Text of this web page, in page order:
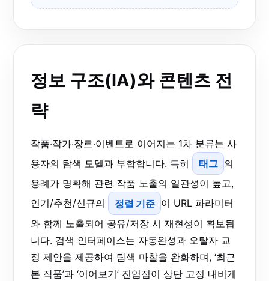
정보 구조(IA)와 콘텐츠 전
략
작품·작가·장르·이벤트로 이어지는 1차 분류는 사
용자의 탐색 모델과 부합합니다. 특히
태그 의
용례가 명확해 관련 작품 노출의 일관성이 높고,
인기/추천/신규의
정렬 기준 이 URL 파라미터
와 함께 노출되어 공유/저장 시 재현성이 확보됩
니다. 검색 인터페이스는 자동완성과 오탈자 교
정 제안을 제공하여 탐색 마찰을 완화하며, ‘최근
본 작품’과 ‘이어보기’ 진입점이 상단 고정 내비게